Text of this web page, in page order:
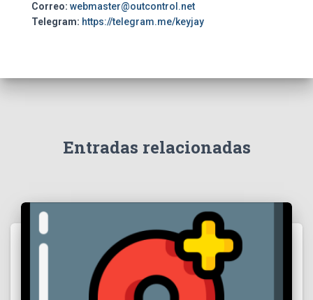
Correo: webmaster@outcontrol.net
Telegram: https://telegram.me/keyjay
Entradas relacionadas